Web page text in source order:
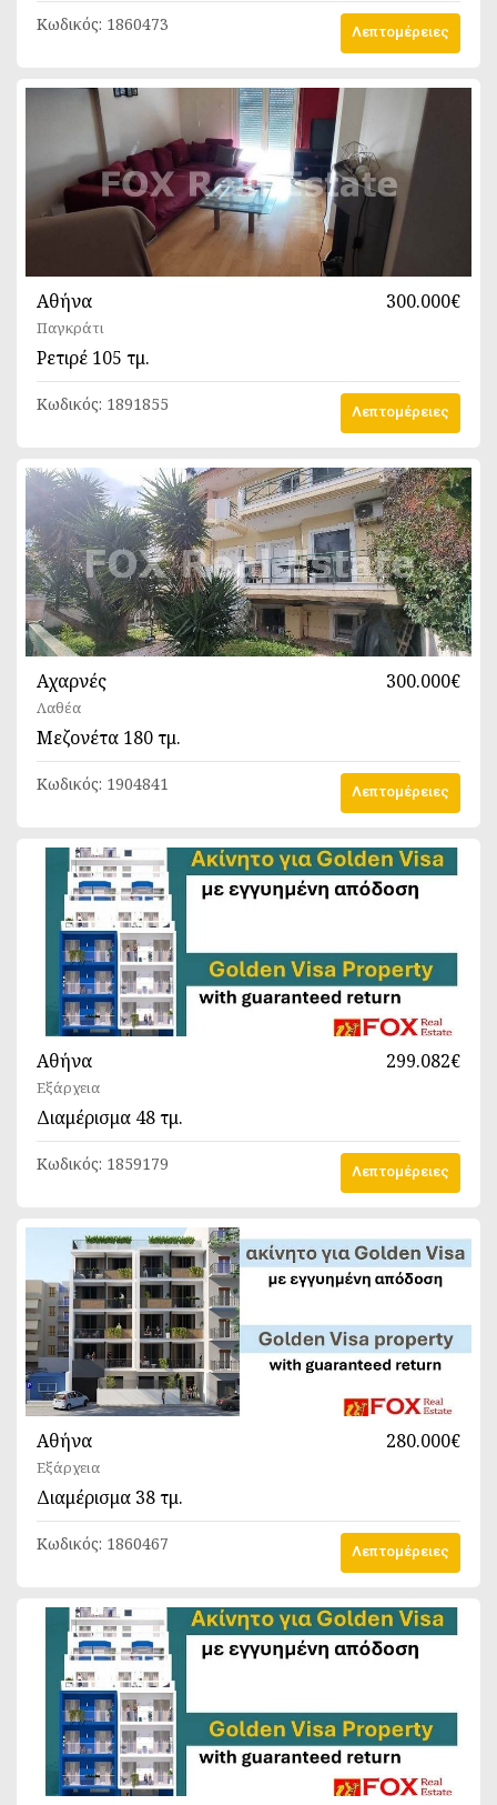
Κωδικός: 1860473 Λεπτομέρειες
Αθήνα 300.000€
Παγκράτι
Ρετιρέ 105 τμ.
Κωδικός: 1891855 Λεπτομέρειες
Αχαρνές 300.000€
Λαθέα
Μεζονέτα 180 τμ.
Κωδικός: 1904841 Λεπτομέρειες
Αθήνα 299.082€
Εξάρχεια
Διαμέρισμα 48 τμ.
Κωδικός: 1859179 Λεπτομέρειες
Αθήνα 280.000€
Εξάρχεια
Διαμέρισμα 38 τμ.
Κωδικός: 1860467 Λεπτομέρειες